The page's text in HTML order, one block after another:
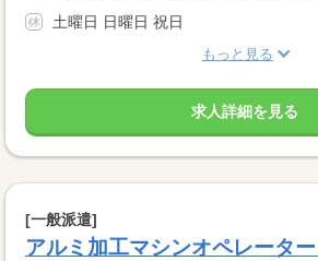
土曜日 日曜日 祝日
もっと見る
求人詳細を見る
[一般派遣]
アルミ加工マシンオペレータ